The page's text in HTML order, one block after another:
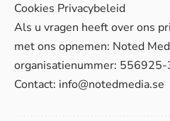
Cookies Privacybeleid
Als u vragen heeft over ons
met ons opnemen: Noted
organisatienummer:
Contact: info@notedmedia.se